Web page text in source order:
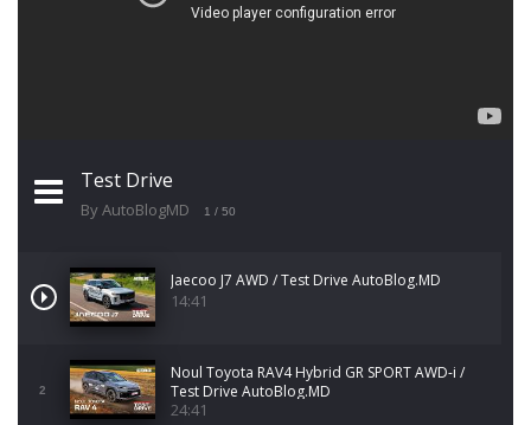
Test Drive
By AutoBlogMD 1 / 50
Jaecoo J7 AWD / Test Drive AutoBlog.MD
14:41
2
Noul Toyota RAV4 Hybrid GR SPORT AWD-i /
Test Drive AutoBlog.MD
24:41